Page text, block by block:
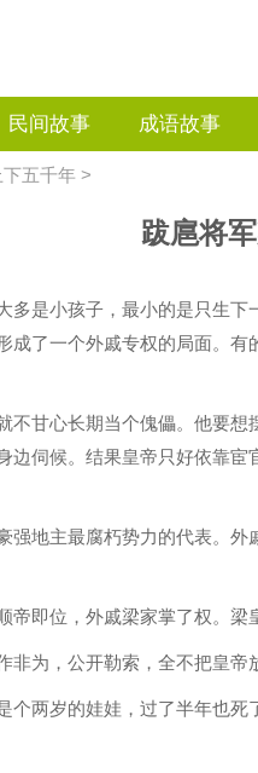
民间故事 成语故事
下五千年 >
跋扈将
多是小孩子，最小的是只生
成了一个外戚专权的局面。
不甘心长期当个傀儡。他要
边伺候。结果皇帝只好依靠
强地主最腐朽势力的代表。
即位，外戚梁家掌了权。梁
为，公开勒索，全不把皇帝
个两岁的娃娃，过了半年也